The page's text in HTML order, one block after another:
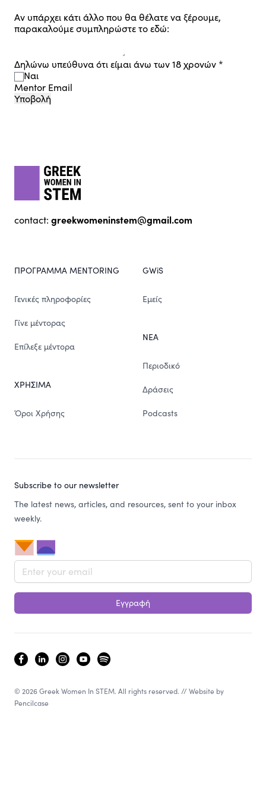
Αν υπάρχει κάτι άλλο που θα θέλατε να ξέρουμε,
παρακαλούμε συμπληρώστε το εδώ:
Δηλώνω υπεύθυνα ότι είμαι άνω των 18 χρονών *
Ναι
Mentor Email
Υποβολή
contact: greekwomeninstem@gmail.com
ΠΡΟΓΡΑΜΜΑ MENTORING
Γενικές πληροφορίες
Γίνε μέντορας
Επίλεξε μέντορα
ΧΡΗΣΙΜΑ
Όροι Χρήσης
GWiS
Εμείς
ΝΕΑ
Περιοδικό
Δράσεις
Podcasts
Subscribe to our newsletter
The latest news, articles, and resources, sent to your inbox
weekly.
Email address
Εγγραφή
facebooklinkedininstagram
youtube
spotify
© 2026 Greek Women In STEM. All rights reserved. // Website by
Pencilcase